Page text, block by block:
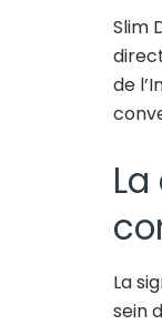
Slim
de
La
sein